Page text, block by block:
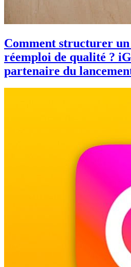
Comment structurer un
réemploi de qualité ?
partenaire du